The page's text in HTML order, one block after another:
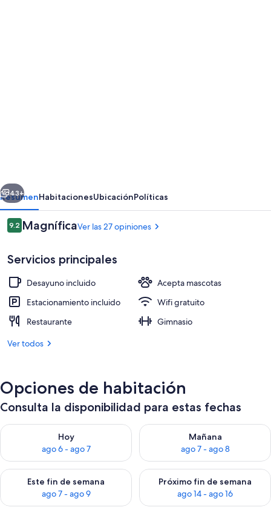
Vista frontal de la propiedad
Siguiente
43+
ResumenHabitacionesUbicaciónPolíticas
Opiniones
9.29.2 de 10,
MagníficaVer las 27 opiniones
Servicios principales
Desayuno incluido
Acepta mascotas
Estacionamiento incluido
Wifi gratuito
Restaurante
Gimnasio
Ver todos
Opciones de habitación
Consulta la disponibilidad para estas fechas
Hoy
ago 6 - ago 7
Consulta la disponibilidad para hoy ago 6 - ago 7
Mañana
ago 7 - ago 8
Consulta la disponibilidad
Este fin de semana
ago 7 - ago 9
Consulta la disponibilidad para este fin de semana ago 7 -
Próximo fin de semana
ago 14 - ago 16
Consulta la disponibilidad